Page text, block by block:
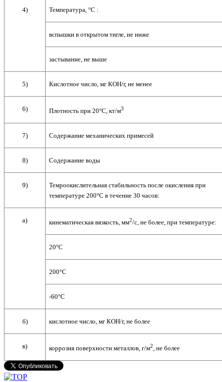
4) Температура, °С :
вспышки в открытом тигле, не ниже
застывание, не выше
5) Кислотное число, мг КОН/г, не менее
6) Плотность при 20°С, кт/м3
7) Содержание механических примесей
8) Содержание воды
9)
Темроокислительная стабильность после окисления при
температуре 200°С в течение 30 часов:
а) кинематическая вязкость, мм2/с, не более, при температуре:
20°С
200°С
-60°С
б) кислотное число, мг КОН/г, не более
в) коррозия поверхности металлов, г/м2, не более